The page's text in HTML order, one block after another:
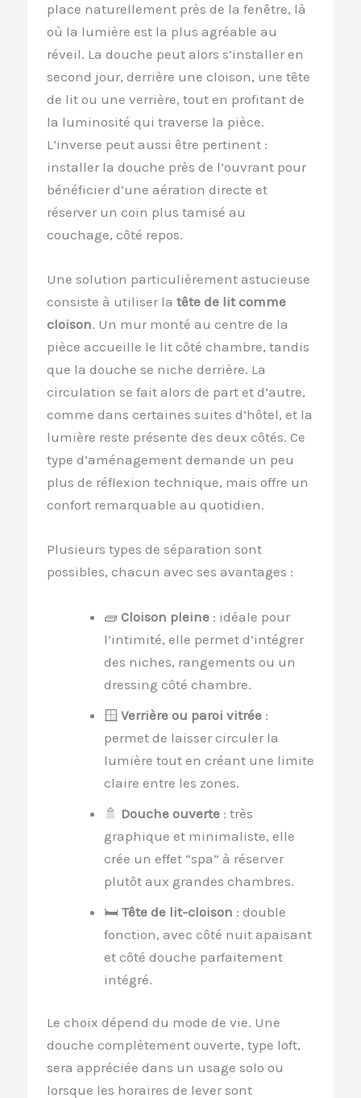
place naturellement près de la fenêtre, là
où la lumière est la plus agréable au
réveil. La douche peut alors s’installer en
second jour, derrière une cloison, une tête
de lit ou une verrière, tout en profitant de
la luminosité qui traverse la pièce.
L’inverse peut aussi être pertinent :
installer la douche près de l’ouvrant pour
bénéficier d’une aération directe et
réserver un coin plus tamisé au
couchage, côté repos.
Une solution particulièrement astucieuse
consiste à utiliser la tête de lit comme
cloison. Un mur monté au centre de la
pièce accueille le lit côté chambre, tandis
que la douche se niche derrière. La
circulation se fait alors de part et d’autre,
comme dans certaines suites d’hôtel, et la
lumière reste présente des deux côtés. Ce
type d’aménagement demande un peu
plus de réflexion technique, mais offre un
confort remarquable au quotidien.
Plusieurs types de séparation sont
possibles, chacun avec ses avantages :
🧱 Cloison pleine : idéale pour
l’intimité, elle permet d’intégrer
des niches, rangements ou un
dressing côté chambre.
🪟 Verrière ou paroi vitrée :
permet de laisser circuler la
lumière tout en créant une limite
claire entre les zones.
🚿 Douche ouverte : très
graphique et minimaliste, elle
crée un effet “spa” à réserver
plutôt aux grandes chambres.
🛏 Tête de lit-cloison : double
fonction, avec côté nuit apaisant
et côté douche parfaitement
intégré.
Le choix dépend du mode de vie. Une
douche complètement ouverte, type loft,
sera appréciée dans un usage solo ou
lorsque les horaires de lever sont